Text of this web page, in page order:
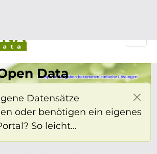
Data
Datensätze
oder benötigen ein eigenes
So leicht...